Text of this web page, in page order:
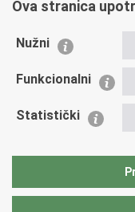
Važne
EMN Nacionalna
Policijska akademija
Zaklada policijske
Sindikati
Ova stranica
Nužni
Funkcionalni
Statistički